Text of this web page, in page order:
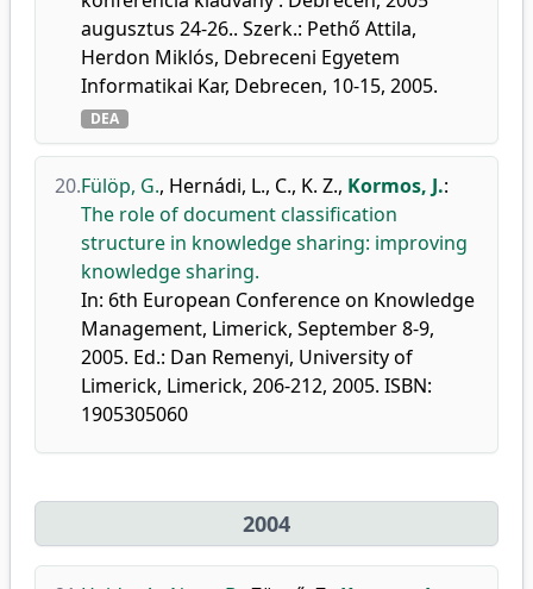
augusztus 24-26.. Szerk.: Pethő Attila,
Herdon Miklós, Debreceni Egyetem
Informatikai Kar, Debrecen, 10-15, 2005.
DEA
20.Fülöp, G., Hernádi, L., C., K. Z., Kormos, J.:
The role of document classification
structure in knowledge sharing: improving
knowledge sharing.
In: 6th European Conference on Knowledge
Management, Limerick, September 8-9,
2005. Ed.: Dan Remenyi, University of
Limerick, Limerick, 206-212, 2005. ISBN:
1905305060
2004